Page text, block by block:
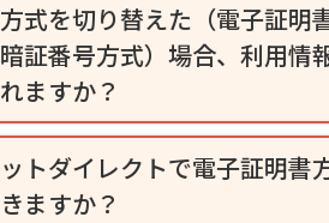
式を切り替えた（電子証明
証番号方式）場合、利用情
ますか？
トダイレクトで電子証明書
ますか？